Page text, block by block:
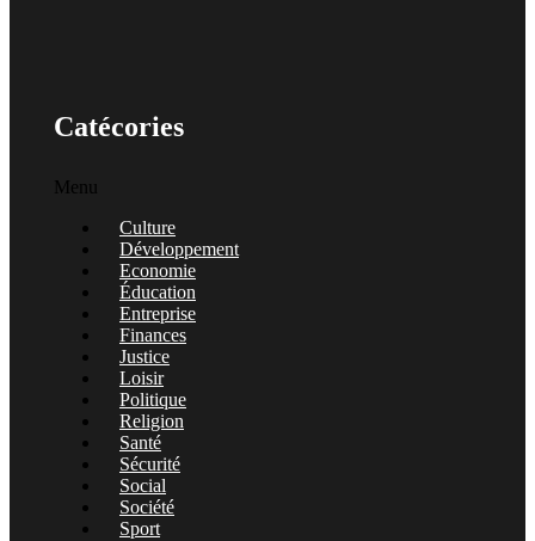
Catécories
Menu
Culture
Développement
Economie
Éducation
Entreprise
Finances
Justice
Loisir
Politique
Religion
Santé
Sécurité
Social
Société
Sport